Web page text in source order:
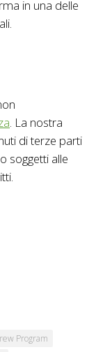
in una delle
. La nostra
di terze parti
soggetti alle
Program